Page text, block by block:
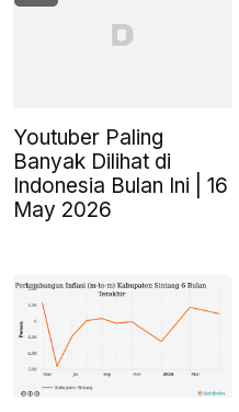
Youtuber Paling
Banyak Dilihat di
Indonesia Bulan Ini | 16
May 2026